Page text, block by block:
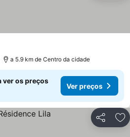
preços
a 5.9 km de Centro da cidade
ver os preços
Ver preços
Partilhar